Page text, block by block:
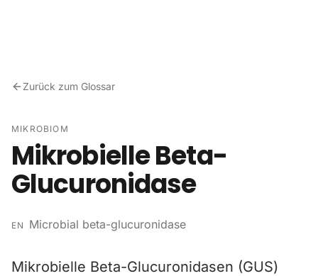
Zurück zum Glossar
MIKROBIOM
Mikrobielle Beta-
Glucuronidase
EN Microbial beta-glucuronidase
Mikrobielle Beta-Glucuronidasen (GUS)